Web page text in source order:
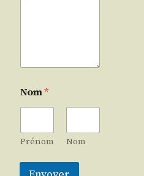
Nom*
Prénom Nom